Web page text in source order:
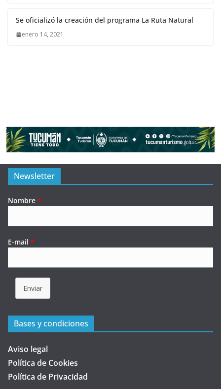
Se oficializó la creación del programa La Ruta Natural
enero 14, 2021
Newsletter
Nombre *
E-mail *
Enviar
Bases y condiciones
Aviso legal
Política de Cookies
Política de Privacidad